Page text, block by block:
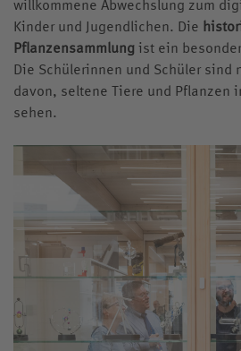
Kinder und Jugendlichen. Die
Pflanzensammlungist ein
Die Schülerinnen und Schüler
davon, seltene Tiere und Pflanzen
sehen.